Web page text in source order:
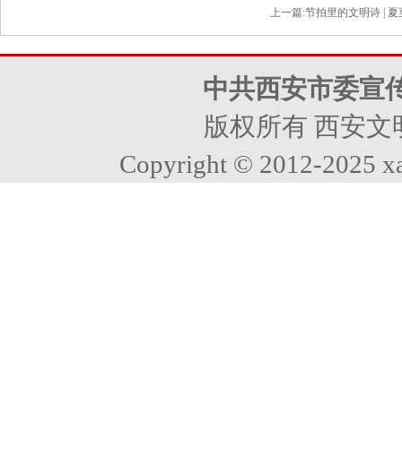
上一篇:节拍里的文明诗 |
中共西安市委宣
版权所有 西安
Copyright © 2012-2025